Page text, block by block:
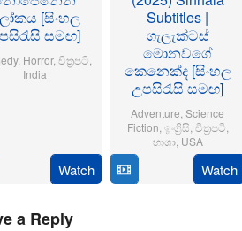
[සිංහල
සමඟ]
, Horror, චිත්‍රපටි
India
Watch
Subtitles |
ගැලැක්ටස්
මොනවගේ
කෙනෙක්ද [සිංහල
උපසිරැසි සමඟ]
Adventure Science
Fiction ඉංග්‍රිසි චිත්‍රපටි
භාශා, USA
Jul
Matt
Shakman
Watch
a Reply